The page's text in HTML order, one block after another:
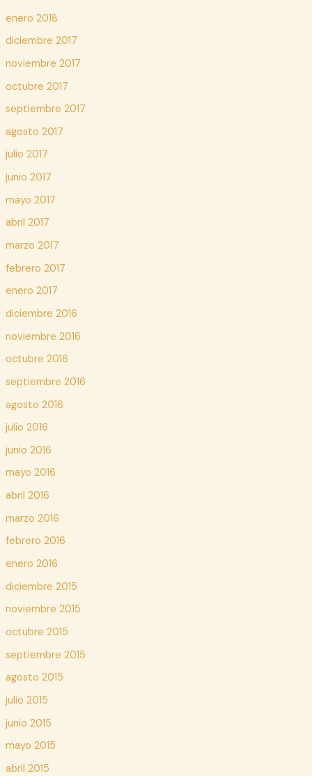
enero 2018
diciembre 2017
noviembre 2017
octubre 2017
septiembre 2017
agosto 2017
julio 2017
junio 2017
mayo 2017
abril 2017
marzo 2017
febrero 2017
enero 2017
diciembre 2016
noviembre 2016
octubre 2016
septiembre 2016
agosto 2016
julio 2016
junio 2016
mayo 2016
abril 2016
marzo 2016
febrero 2016
enero 2016
diciembre 2015
noviembre 2015
octubre 2015
septiembre 2015
agosto 2015
julio 2015
junio 2015
mayo 2015
abril 2015